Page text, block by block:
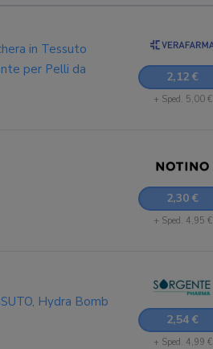
in Tessuto
per Pelli da
2,12 €
+ Sped. 5,00 €
2,30 €
+ Sped. 4,95 €
Hydra Bomb
2,54 €
+ Sped. 4,99 €